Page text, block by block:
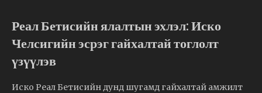
Реал Бетисийн ялалтын эхлэл: Иско
Челсигийн эсрэг гайхалтай тоглолт
үзүүлэв
Иско Реал Бетисийн дунд шугамд гайхалтай амжилт